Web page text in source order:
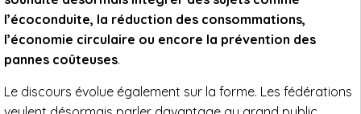
l’écoconduite, la réduction des consommations,
l’économie circulaire ou encore la prévention des
pannes coûteuses.
Le discours évolue également sur la forme. Les fédérations